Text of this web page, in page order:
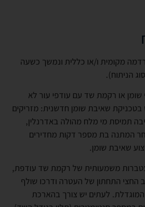
מקומית ו/או כללית ונמשך כשעה
הניתוח).
או רקמת שד עם עודפי עור לא
שאיבת שומן חדשנית: מזריקים
תמיסת מי מלח מהולה באדרנלין,
המתנה בת מספר דקות מחדירים
שאיבת שומן.
משמעותית של רקמת שד עודפת,
החצי התחתון של העטרה ודרכו שולף
לעתים יש צורך בהארכת